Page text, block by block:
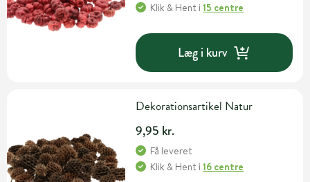
Klik & Hent i15 centre
Læg i kurv
Dekorationsartikel Natur
9,95 kr.
Få leveret
Klik & Hent i16 centre